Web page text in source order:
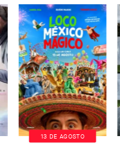
13 DE AGOSTO